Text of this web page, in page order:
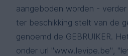
aangeboden worden -
ter beschikking stelt van de
genoemd de GEBRUIKER.
onder url "www.levipe.be",